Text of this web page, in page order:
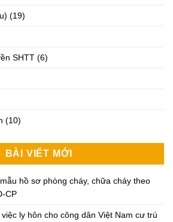
(19)
SHTT (6)
(10)
BÀI VIẾT MỚI
hồ sơ phòng cháy, chữa cháy theo
CP
ly hôn cho công dân Việt Nam cư trú